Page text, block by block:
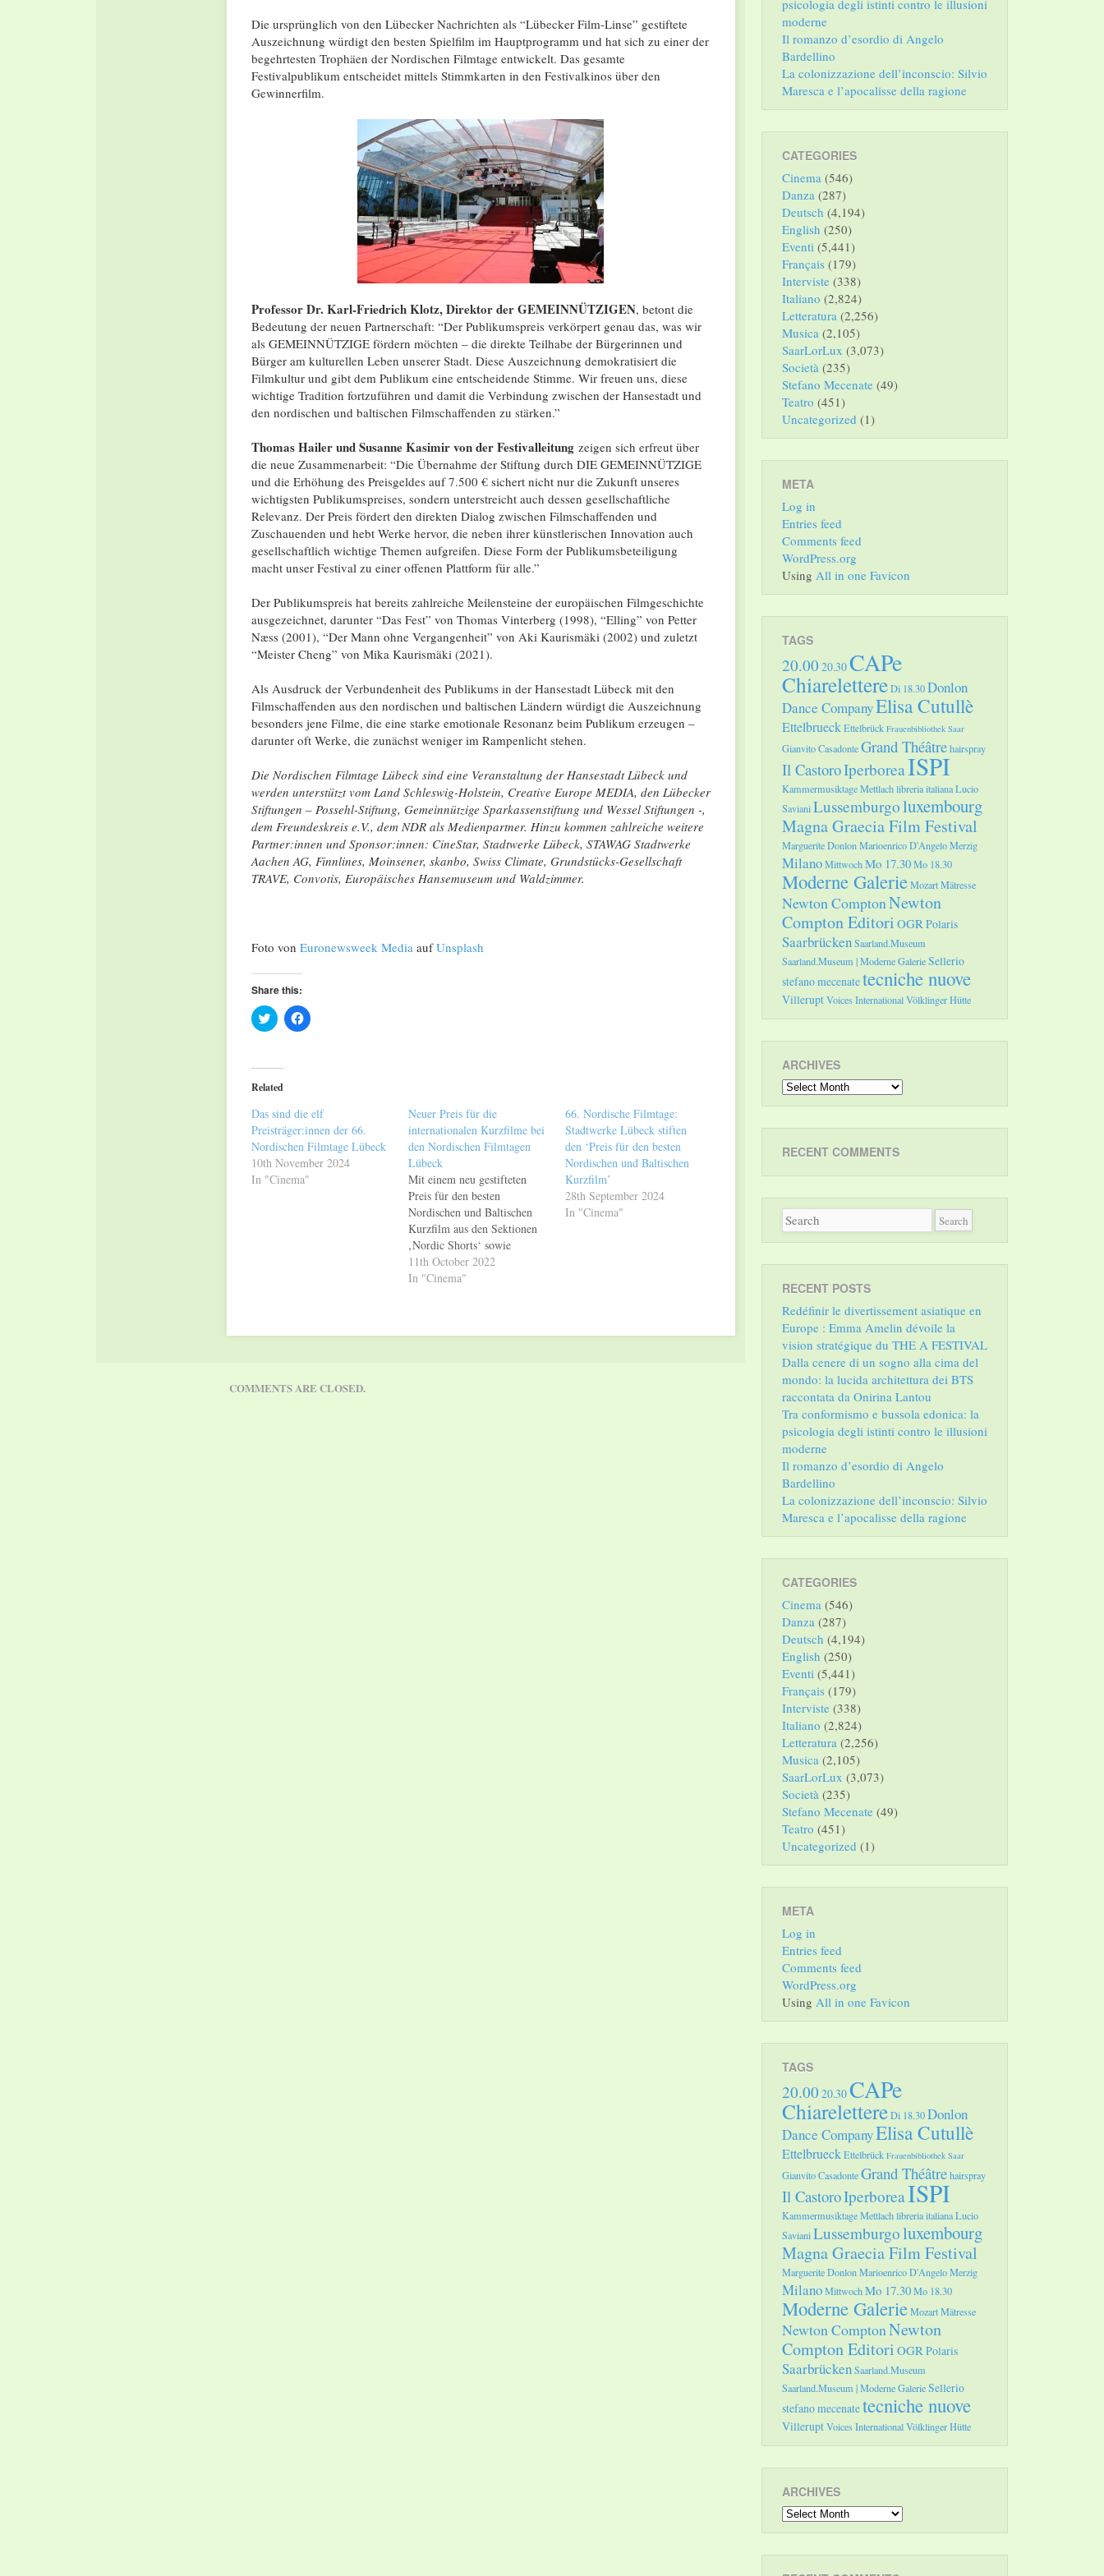
Die ursprünglich von den Lübecker Nachrichten als “Lübecker Film-Linse” gestiftete
Auszeichnung würdigt den besten Spielfilm im Hauptprogramm und hat sich zu einer der
begehrtesten Trophäen der Nordischen Filmtage entwickelt. Das gesamte
Festivalpublikum entscheidet mittels Stimmkarten in den Festivalkinos über den
Gewinnerfilm.
Professor Dr. Karl-Friedrich Klotz, Direktor der GEMEINNÜTZIGEN, betont die
Bedeutung der neuen Partnerschaft: “Der Publikumspreis verkörpert genau das, was wir
als GEMEINNÜTZIGE fördern möchten – die direkte Teilhabe der Bürgerinnen und
Bürger am kulturellen Leben unserer Stadt. Diese Auszeichnung demokratisiert die
Filmkultur und gibt dem Publikum eine entscheidende Stimme. Wir freuen uns, diese
wichtige Tradition fortzuführen und damit die Verbindung zwischen der Hansestadt und
den nordischen und baltischen Filmschaffenden zu stärken.”
Thomas Hailer und Susanne Kasimir von der Festivalleitungzeigen sich erfreut über
die neue Zusammenarbeit: “Die Übernahme der Stiftung durch DIE GEMEINNÜTZIGE
und die Erhöhung des Preisgeldes auf 7.500 € sichert nicht nur die Zukunft unseres
wichtigsten Publikumspreises, sondern unterstreicht auch dessen gesellschaftliche
Relevanz. Der Preis fördert den direkten Dialog zwischen Filmschaffenden und
Zuschauenden und hebt Werke hervor, die neben ihrer künstlerischen Innovation auch
gesellschaftlich wichtige Themen aufgreifen. Diese Form der Publikumsbeteiligung
macht unser Festival zu einer offenen Plattform für alle.”
Der Publikumspreis hat bereits zahlreiche Meilensteine der europäischen Filmgeschichte
ausgezeichnet, darunter “Das Fest” von Thomas Vinterberg (1998), “Elling” von Petter
Næss (2001), “Der Mann ohne Vergangenheit” von Aki Kaurismäki (2002) und zuletzt
“Meister Cheng” von Mika Kaurismäki (2021).
Als Ausdruck der Verbundenheit des Publikums in der Hansestadt Lübeck mit den
Filmschaffenden aus den nordischen und baltischen Ländern würdigt die Auszeichnung
besonders jene Filme, die eine starke emotionale Resonanz beim Publikum erzeugen –
darunter oft Werke, die zunächst weniger im Rampenlicht stehen.
Die Nordischen Filmtage Lübeck sind eine Veranstaltung der Hansestadt Lübeck und
werden unterstützt vom Land Schleswig-Holstein, Creative Europe MEDIA, den Lübecker
Stiftungen – Possehl-Stiftung, Gemeinnützige Sparkassenstiftung und Wessel Stiftungen -,
dem Freundeskreis e.V., dem NDR als Medienpartner. Hinzu kommen zahlreiche weitere
Partner:innen und Sponsor:innen: CineStar, Stadtwerke Lübeck, STAWAG Stadtwerke
Aachen AG, Finnlines, Moinsener, skanbo, Swiss Climate, Grundstücks-Gesellschaft
TRAVE, Convotis, Europäisches Hansemuseum und Waldzimmer.
Foto von Euronewsweek Media aufUnsplash
Share this:
Click
to
(Opens
in
new
Click
to
Related
Das sind die elf
Preisträger:innen der 66.
Nordischen Filmtage Lübeck
10th November 2024
In "Cinema"
Neuer Preis für die
internationalen Kurzfilme bei
den Nordischen Filmtagen
Lübeck
Mit einem neu gestifteten
Preis für den besten
Nordischen und Baltischen
Kurzfilm aus den Sektionen
‚Nordic Shorts‘ sowie
‚Kinder- und
Jugendfilm‘ erweitert sich die
11th October 2022
In "Cinema"
66. Nordische Filmtage:
Stadtwerke Lübeck stiften
den ‘Preis für den besten
Nordischen und Baltischen
Kurzfilm’
28th September 2024
In "Cinema"
COMMENTS ARE CLOSED.
psicologia degli istinti contro le illusioni
moderne
Il romanzo d’esordio di Angelo
Bardellino
La colonizzazione dell’inconscio: Silvio
Maresca e l’apocalisse della ragione
CATEGORIES
Cinema (546)
Danza (287)
Deutsch (4,194)
English (250)
Eventi (5,441)
Français (179)
Interviste (338)
Italiano (2,824)
Letteratura (2,256)
Musica (2,105)
SaarLorLux (3,073)
Società (235)
Stefano Mecenate (49)
Teatro (451)
Uncategorized (1)
META
Log in
Entries feed
Comments feed
WordPress.org
Using All in one Favicon
TAGS
20.00 20.30CAPe
ChiarelettereDi 18.30Donlon
Dance CompanyElisa Cutullè
EttelbrueckEttelbrück Frauenbibliothek Saar
Gianvito CasadonteGrand Théâtrehairspray
Il CastoroIperboreaISPI
Kammermusiktage Mettlachlibreria italianaLucio
SavianiLussemburgoluxembourg
Magna Graecia Film Festival
Marguerite DonlonMarioenrico D'AngeloMerzig
MilanoMittwochMo 17.30Mo 18.30
Moderne GalerieMozartMätresse
Newton ComptonNewton
Compton Editori OGRPolaris
SaarbrückenSaarland.Museum
Saarland.Museum | Moderne GalerieSellerio
stefano mecenatetecniche nuove
VilleruptVoices InternationalVölklinger Hütte
ARCHIVES
Archives
RECENT COMMENTS
RECENT POSTS
Redéfinir le divertissement asiatique en
Europe : Emma Amelin dévoile la
vision stratégique du THE A FESTIVAL
Dalla cenere di un sogno alla cima del
mondo: la lucida architettura dei BTS
raccontata da Onirina Lantou
Tra conformismo e bussola edonica: la
psicologia degli istinti contro le illusioni
moderne
Il romanzo d’esordio di Angelo
Bardellino
La colonizzazione dell’inconscio: Silvio
Maresca e l’apocalisse della ragione
CATEGORIES
Cinema (546)
Danza (287)
Deutsch (4,194)
English (250)
Eventi (5,441)
Français (179)
Interviste (338)
Italiano (2,824)
Letteratura (2,256)
Musica (2,105)
SaarLorLux (3,073)
Società (235)
Stefano Mecenate (49)
Teatro (451)
Uncategorized (1)
META
Log in
Entries feed
Comments feed
WordPress.org
Using All in one Favicon
TAGS
20.00 20.30CAPe
ChiarelettereDi 18.30Donlon
Dance CompanyElisa Cutullè
EttelbrueckEttelbrück Frauenbibliothek Saar
Gianvito CasadonteGrand Théâtrehairspray
Il CastoroIperboreaISPI
Kammermusiktage Mettlachlibreria italianaLucio
SavianiLussemburgoluxembourg
Magna Graecia Film Festival
Marguerite DonlonMarioenrico D'AngeloMerzig
MilanoMittwochMo 17.30Mo 18.30
Moderne GalerieMozartMätresse
Newton ComptonNewton
Compton Editori OGRPolaris
SaarbrückenSaarland.Museum
Saarland.Museum | Moderne GalerieSellerio
stefano mecenatetecniche nuove
VilleruptVoices InternationalVölklinger Hütte
ARCHIVES
Archives